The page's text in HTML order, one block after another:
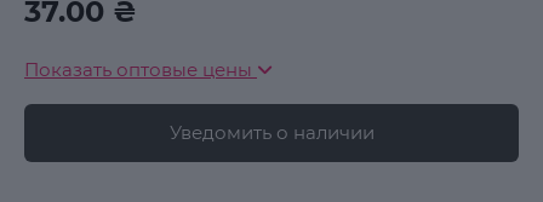
37.00 ₴
Показать оптовые цены
Уведомить о наличии